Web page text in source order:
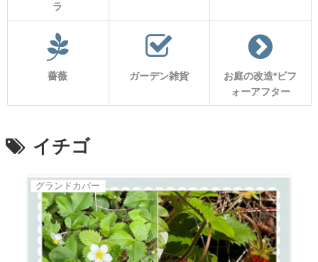
ラ
薔薇 ガーデン雑貨
お庭の改造*ビフ
ォーアフター
イチゴ
グランドカバー